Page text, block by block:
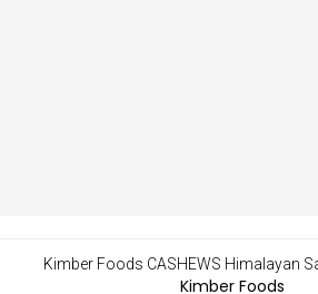
Kimber Foods CASHEWS Himalayan
Kimber Foods